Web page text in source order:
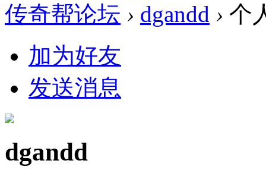
传奇帮论坛 › dgandd › 个
加为好友
发送消息
dgandd